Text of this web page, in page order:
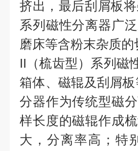
挤出，最后刮屑板
系列磁性分离器广
磨床等含粉末杂质
II（梳齿型）系列磁
箱体、磁辊及刮屑
分器作为传统型磁
样长度的磁辊作成
大，分离率高；特